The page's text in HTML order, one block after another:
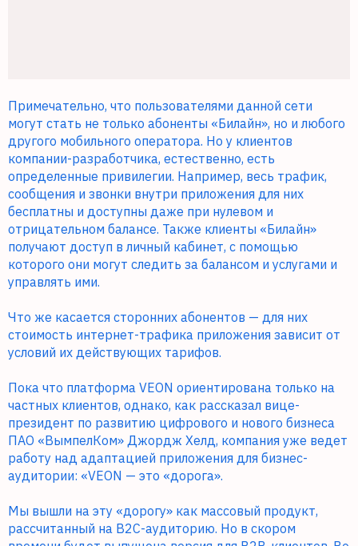
Примечательно, что пользователями данной сети
могут стать не только абоненты «Билайн», но и любого
другого мобильного оператора. Но у клиентов
компании-разработчика, естественно, есть
определенные привилегии. Например, весь трафик,
сообщения и звонки внутри приложения для них
бесплатны и доступны даже при нулевом и
отрицательном балансе. Также клиенты «Билайн»
получают доступ в личный кабинет, с помощью
которого они могут следить за балансом и услугами и
управлять ими.
Что же касается сторонних абонентов — для них
стоимость интернет-трафика приложения зависит от
условий их действующих тарифов.
Пока что платформа VEON ориентирована только на
частных клиентов, однако, как рассказал вице-
президент по развитию цифрового и нового бизнеса
ПАО «ВымпелКом» Джордж Хелд, компания уже ведет
работу над адаптацией приложения для бизнес-
аудитории: «VEON — это «дорога».
Мы вышли на эту «дорогу» как массовый продукт,
рассчитанный на В2С-аудиторию. Но в скором